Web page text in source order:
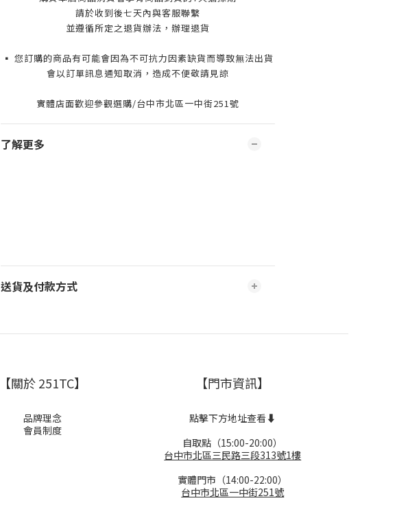
請於收到後七天內與客服聯繫
並遵循所定之退貨辦法，辦理退貨
▪️ 您訂購的商品有可能會因為不可抗力因素缺貨而導致無法出貨
會以訂單訊息通知取消，造成不便敬請見諒
實體店面歡迎參觀選購/台中市北區一中街251號
了解更多
送貨及付款方式
【關於 251TC】
品牌理念
會員制度
【門市資訊】
點擊下方地址查看⬇️
自取點（15:00-20:00）
台中市北區三民路三段313號1樓
實體門市（14:00-22:00）
台中市北區一中街251號